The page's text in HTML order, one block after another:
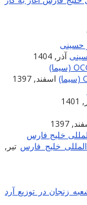
آذر, 1404
اسفند, 1397
1397
خلیج فارس تیر,